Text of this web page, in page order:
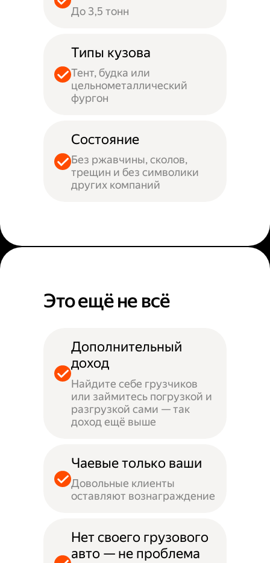
До 3,5 тонн
Типы кузова
Тент, будка или
цельнометаллический
фургон
Состояние
Без ржавчины, сколов,
трещин и без символики
других компаний
Это ещё не всё
Дополнительный
доход
Найдите себе грузчиков
или займитесь погрузкой и
разгрузкой сами — так
доход ещё выше
Чаевые только ваши
Довольные клиенты
оставляют вознаграждение
Нет своего грузового
авто — не проблема